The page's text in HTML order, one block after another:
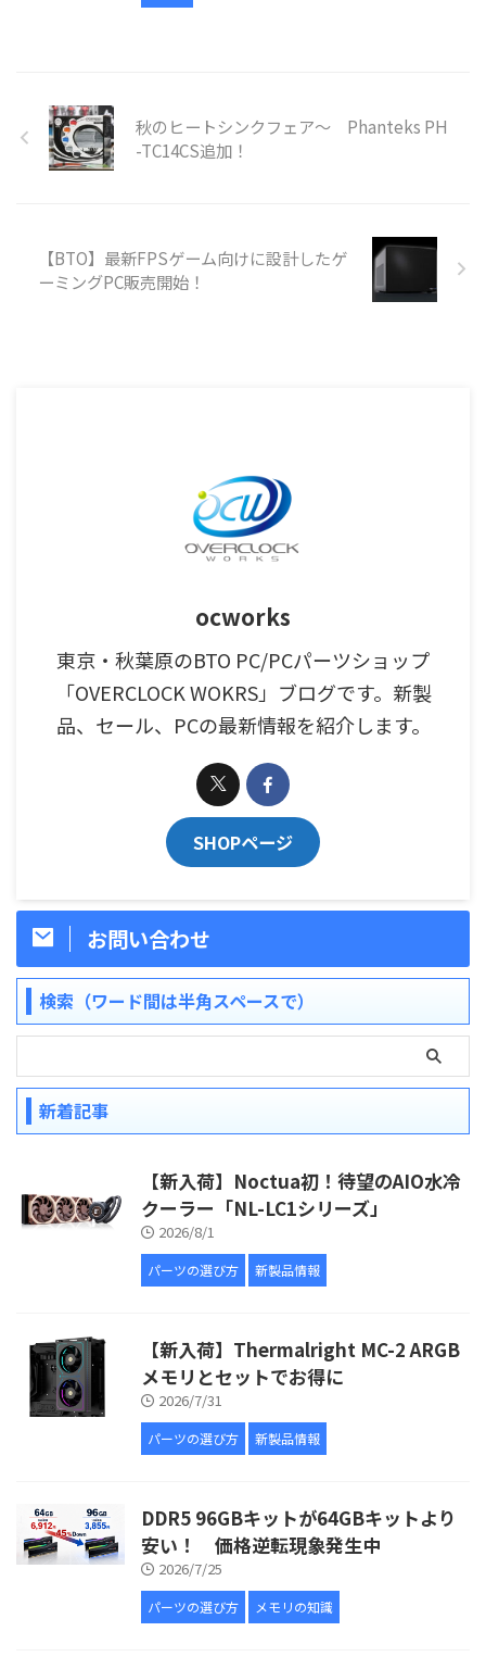
秋のヒートシンクフェア～ Phanteks PH
-TC14CS追加！
【BTO】最新FPSゲーム向けに設計したゲ
ーミングPC販売開始！
ocworks
東京・秋葉原のBTO PC/PCパーツショップ
「OVERCLOCK WOKRS」ブログです。新製
品、セール、PCの最新情報を紹介します。
SHOPページ
お問い合わせ
検索（ワード間は半角スペースで）
新着記事
【新入荷】Noctua初！待望のAIO水冷
クーラー「NL-LC1シリーズ」
2026/8/1
パーツの選び方 新製品情報
【新入荷】Thermalright MC-2 ARGB
メモリとセットでお得に
2026/7/31
パーツの選び方 新製品情報
DDR5 96GBキットが64GBキットより
安い！ 価格逆転現象発生中
2026/7/25
パーツの選び方 メモリの知識